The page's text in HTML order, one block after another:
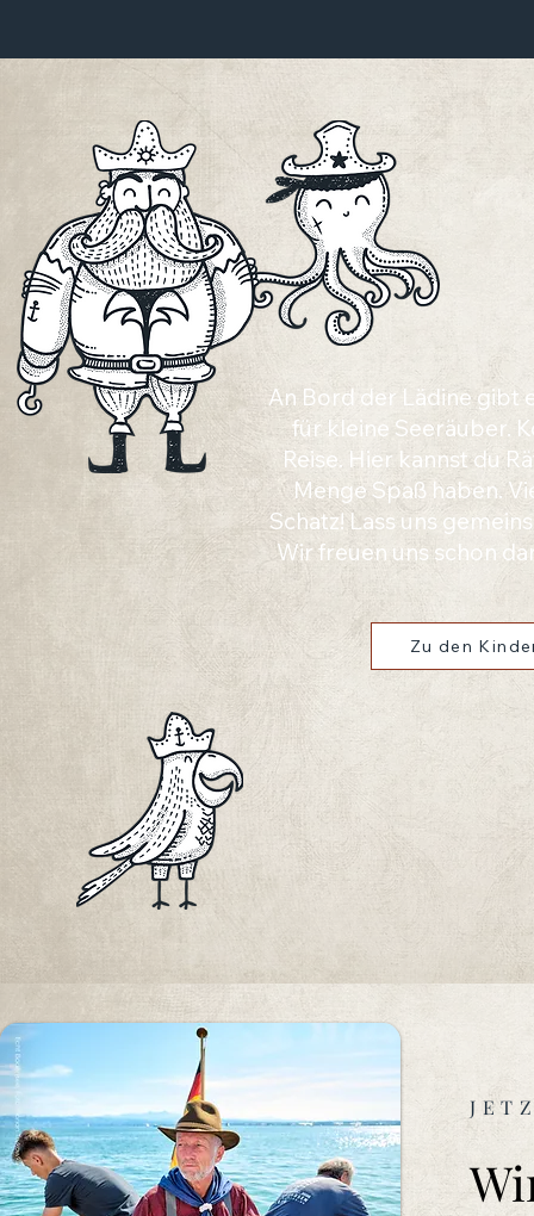
An Bord der Lädine gibt
für kleine Seeräuber.
Reise. Hier kannst du
Menge Spaß haben.
Schatz! Lass uns
Wir freuen uns schon
Zu den